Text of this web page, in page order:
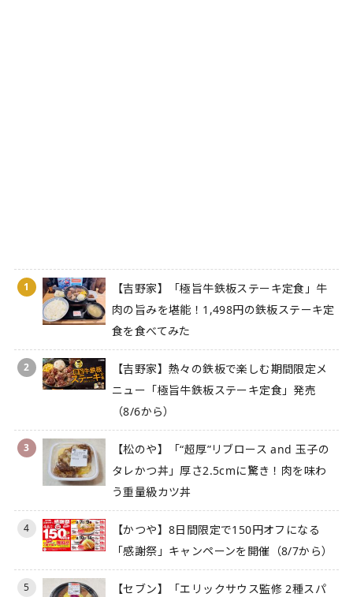
1
【吉野家】「極旨牛鉄板ステーキ定食」牛
肉の旨みを堪能！1,498円の鉄板ステーキ定
食を食べてみた
2
【吉野家】熱々の鉄板で楽しむ期間限定メ
ニュー「極旨牛鉄板ステーキ定食」発売
（8/6から）
3
【松のや】「“超厚”リブロース and 玉子の
タレかつ丼」厚さ2.5cmに驚き！肉を味わ
う重量級カツ丼
4
【かつや】8日間限定で150円オフになる
「感謝祭」キャンペーンを開催（8/7から）
5
【セブン】「エリックサウス監修 2種スパ